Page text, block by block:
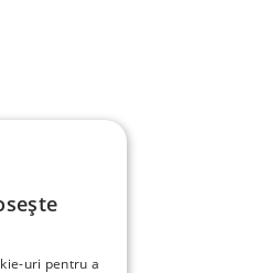
uri pentru a